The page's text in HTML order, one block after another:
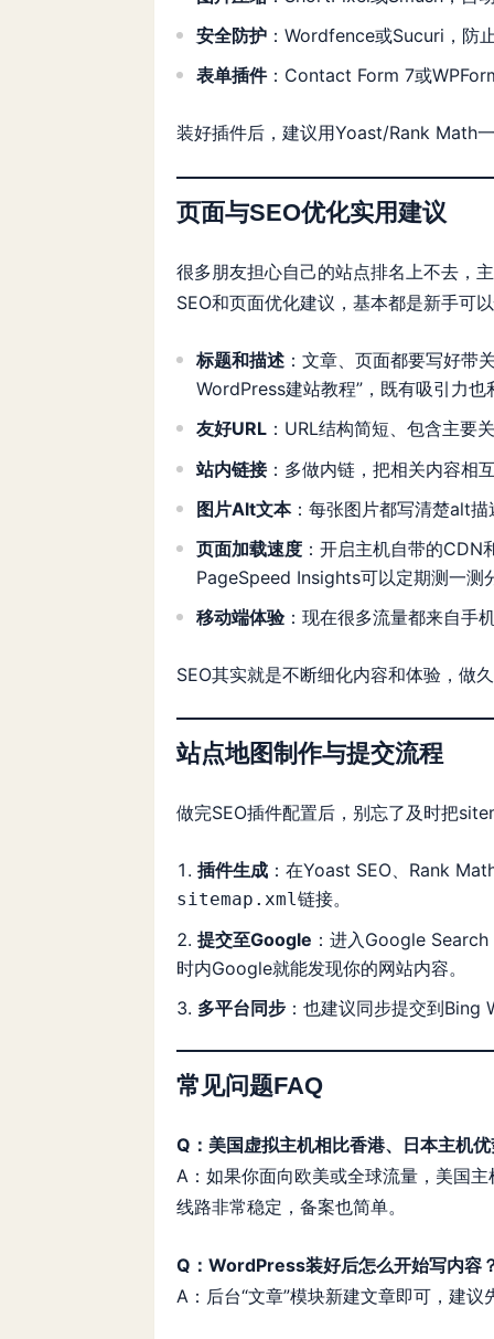
安全防护 ：Wordfence或Sucuri，防
表单插件：Contact Form 7或
装好插件后，建议用Yoast/Rank Math
页面与SEO优化实用建议
很多朋友担心自己的站点排名上不去，
SEO和页面优化建议，基本都是新手可
标题和描述 ：文章、页面都要写好
WordPress建站教程”，既有吸引力
友好URL ：URL结构简短、包含主要
站内链接：多做内链，把相关内容相
图片Alt文本：每张图片都写清楚alt
页面加载速度 ：开启主机自带的
PageSpeed Insights可以定期测一测
移动端体验：现在很多流量都来自手
SEO其实就是不断细化内容和体验，做
站点地图制作与提交流程
做完SEO插件配置后，别忘了及时把
插件生成 ：在Yoast SEO、Rank
sitemap.xml 链接。
提交至Google ：进入Google
时内Google就能发现你的网站内容。
多平台同步 ：也建议同步提交到
常见问题FAQ
Q：美国虚拟主机相比香港、日本主机
A：如果你面向欧美或全球流量，美国
线路非常稳定，备案也简单。
Q：WordPress装好后怎么开始写内容
A：后台“文章”模块新建文章即可，建